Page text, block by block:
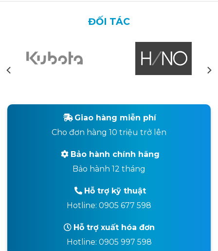
ĐỐI TÁC
Giao hàng miễn phí
Cho đơn hàng 10 triệu trở lên
Bảo hành chính hãng
Bảo hành 12 tháng
Hỗ trợ kỹ thuật
Hotline: 0905 677 598
Hỗ trợ xuất hóa đơn
Hotline: 0905 997 598